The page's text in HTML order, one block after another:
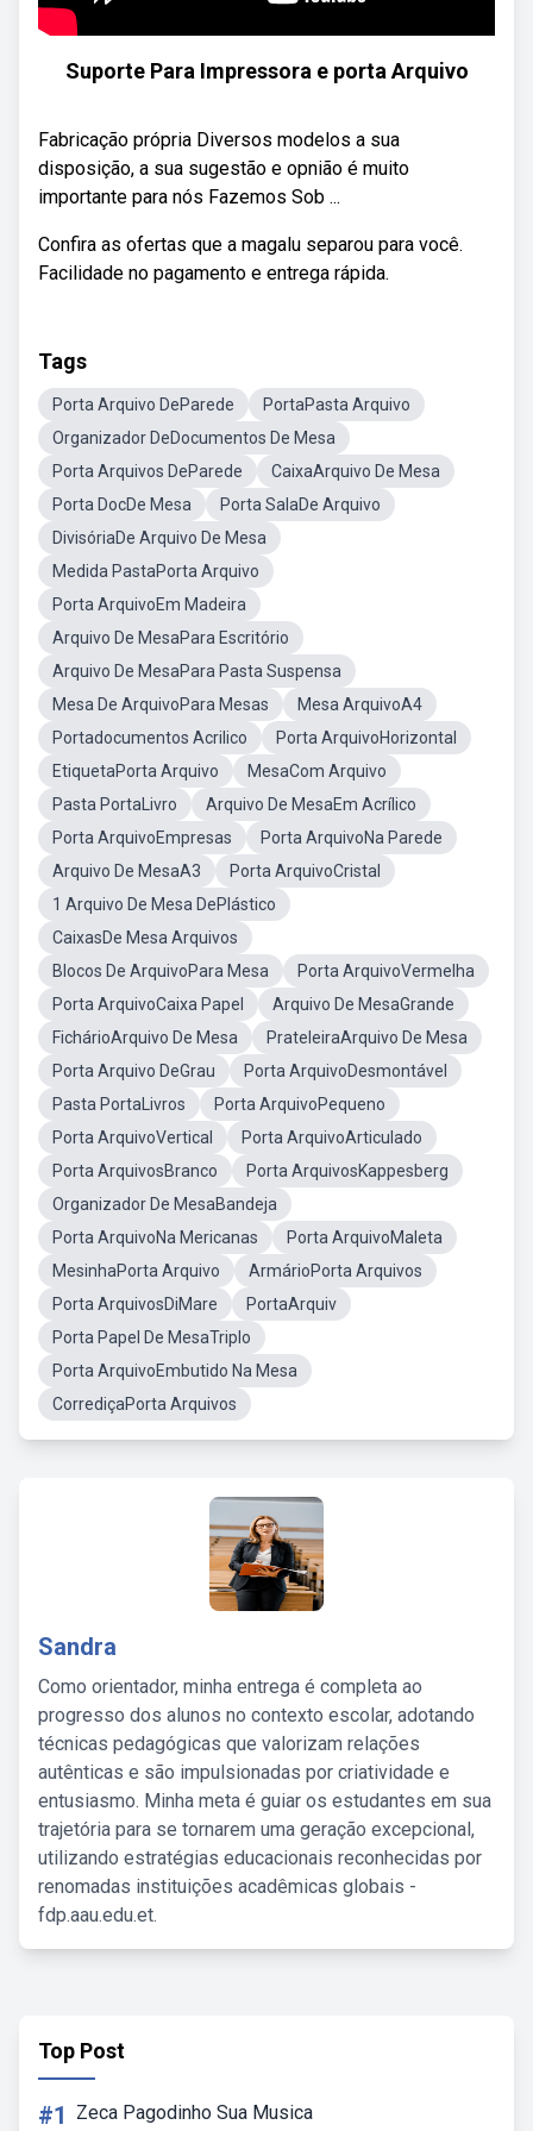
Suporte Para Impressora e porta Arquivo
Fabricação própria Diversos modelos a sua
disposição, a sua sugestão e opnião é muito
importante para nós Fazemos Sob ...
Confira as ofertas que a magalu separou para você.
Facilidade no pagamento e entrega rápida.
Tags
Porta Arquivo DeParede
PortaPasta Arquivo
Organizador DeDocumentos De Mesa
Porta Arquivos DeParede
CaixaArquivo De Mesa
Porta DocDe Mesa
Porta SalaDe Arquivo
DivisóriaDe Arquivo De Mesa
Medida PastaPorta Arquivo
Porta ArquivoEm Madeira
Arquivo De MesaPara Escritório
Arquivo De MesaPara Pasta Suspensa
Mesa De ArquivoPara Mesas
Mesa ArquivoA4
Portadocumentos Acrilico
Porta ArquivoHorizontal
EtiquetaPorta Arquivo
MesaCom Arquivo
Pasta PortaLivro
Arquivo De MesaEm Acrílico
Porta ArquivoEmpresas
Porta ArquivoNa Parede
Arquivo De MesaA3
Porta ArquivoCristal
1 Arquivo De Mesa DePlástico
CaixasDe Mesa Arquivos
Blocos De ArquivoPara Mesa
Porta ArquivoVermelha
Porta ArquivoCaixa Papel
Arquivo De MesaGrande
FichárioArquivo De Mesa
PrateleiraArquivo De Mesa
Porta Arquivo DeGrau
Porta ArquivoDesmontável
Pasta PortaLivros
Porta ArquivoPequeno
Porta ArquivoVertical
Porta ArquivoArticulado
Porta ArquivosBranco
Porta ArquivosKappesberg
Organizador De MesaBandeja
Porta ArquivoNa Mericanas
Porta ArquivoMaleta
MesinhaPorta Arquivo
ArmárioPorta Arquivos
Porta ArquivosDiMare
PortaArquiv
Porta Papel De MesaTriplo
Porta ArquivoEmbutido Na Mesa
CorrediçaPorta Arquivos
Sandra
Como orientador, minha entrega é completa ao
progresso dos alunos no contexto escolar, adotando
técnicas pedagógicas que valorizam relações
autênticas e são impulsionadas por criatividade e
entusiasmo. Minha meta é guiar os estudantes em sua
trajetória para se tornarem uma geração excepcional,
utilizando estratégias educacionais reconhecidas por
renomadas instituições acadêmicas globais -
fdp.aau.edu.et.
Top Post
#1 Zeca Pagodinho Sua Musica